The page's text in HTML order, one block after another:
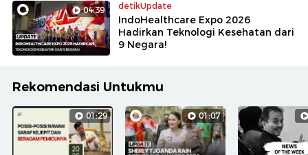
04:39 detikUpdate
IndoHealthcare Expo 2026
Hadirkan Teknologi Kesehatan dari
9 Negara!
Rekomendasi Untukmu
01:29 01:07